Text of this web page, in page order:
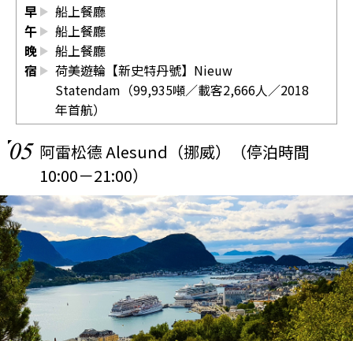
早
船上餐廳
午
船上餐廳
晚
船上餐廳
宿
荷美遊輪【新史特丹號】Nieuw
Statendam（99,935噸／載客2,666人／2018
年首航）
05 阿雷松德 Alesund（挪威）（停泊時間
10:00－21:00）